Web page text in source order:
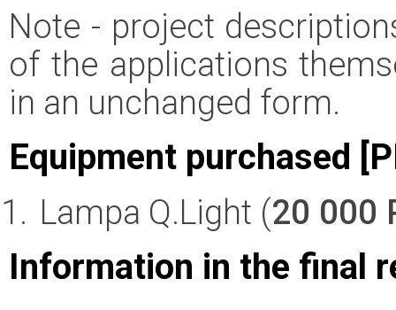
Note - project
of the applications
in an unchanged form.
Equipment purchased
Lampa Q.Light (20 000
Information in the final